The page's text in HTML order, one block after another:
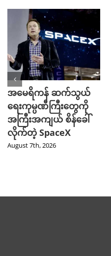
အမေရိကန် ဆက်သွယ်
ရေးကုမ္ပဏီကြီးတွေကို
အကြီးအကျယ် စိန်ခေါ်
လိုက်တဲ့ SpaceX
August 7th, 2026